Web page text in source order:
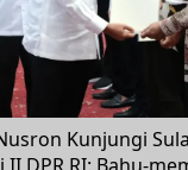
Kunjungi